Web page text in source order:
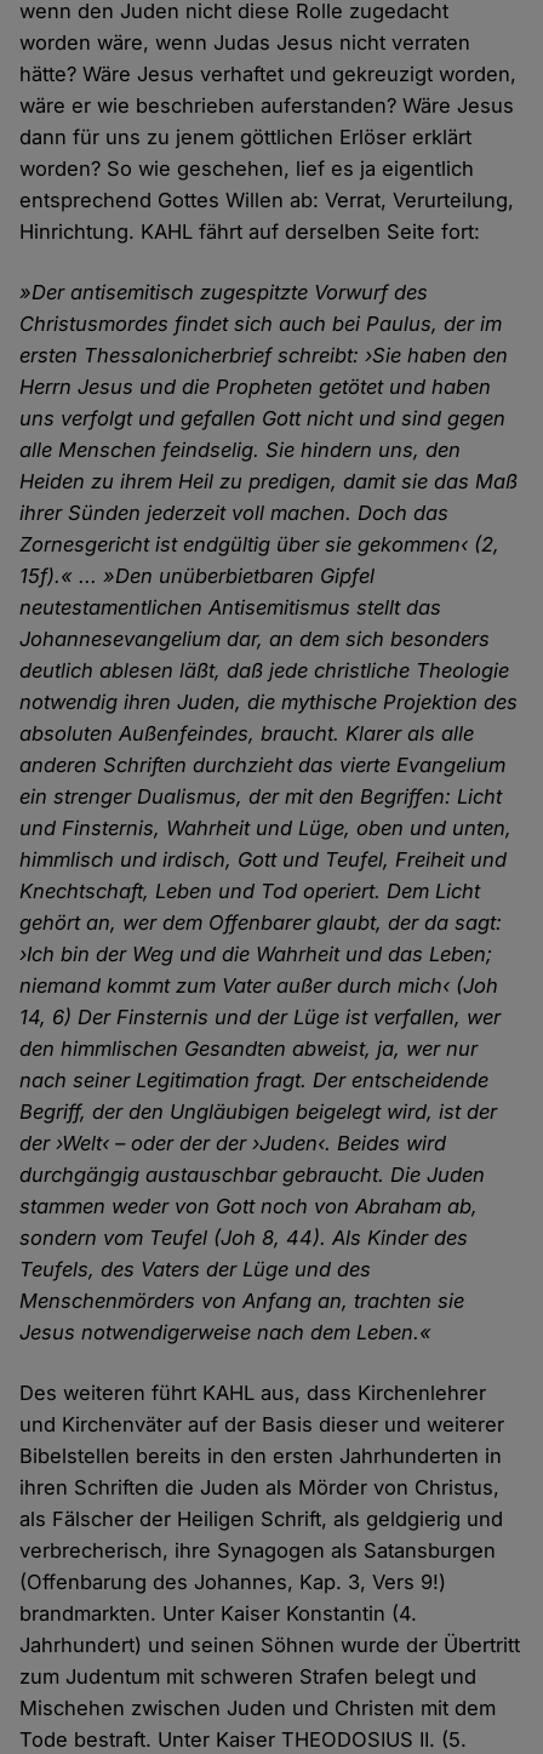
wenn den Juden nicht diese Rolle zugedacht
worden wäre, wenn Judas Jesus nicht verraten
hätte? Wäre Jesus verhaftet und gekreuzigt worden,
wäre er wie beschrieben auferstanden? Wäre Jesus
dann für uns zu jenem göttlichen Erlöser erklärt
worden? So wie geschehen, lief es ja eigentlich
entsprechend Gottes Willen ab: Verrat, Verurteilung,
Hinrichtung. KAHL fährt auf derselben Seite fort:
»Der antisemitisch zugespitzte Vorwurf des
Christusmordes findet sich auch bei Paulus, der im
ersten Thessalonicherbrief schreibt: ›Sie haben den
Herrn Jesus und die Propheten getötet und haben
uns verfolgt und gefallen Gott nicht und sind gegen
alle Menschen feindselig. Sie hindern uns, den
Heiden zu ihrem Heil zu predigen, damit sie das Maß
ihrer Sünden jederzeit voll machen. Doch das
Zornesgericht ist endgültig über sie gekommen‹ (2,
15f).« ... »Den unüberbietbaren Gipfel
neutestamentlichen Antisemitismus stellt das
Johannesevangelium dar, an dem sich besonders
deutlich ablesen läßt, daß jede christliche Theologie
notwendig ihren Juden, die mythische Projektion des
absoluten Außenfeindes, braucht. Klarer als alle
anderen Schriften durchzieht das vierte Evangelium
ein strenger Dualismus, der mit den Begriffen: Licht
und Finsternis, Wahrheit und Lüge, oben und unten,
himmlisch und irdisch, Gott und Teufel, Freiheit und
Knechtschaft, Leben und Tod operiert. Dem Licht
gehört an, wer dem Offenbarer glaubt, der da sagt:
›Ich bin der Weg und die Wahrheit und das Leben;
niemand kommt zum Vater außer durch mich‹ (Joh
14, 6) Der Finsternis und der Lüge ist verfallen, wer
den himmlischen Gesandten abweist, ja, wer nur
nach seiner Legitimation fragt. Der entscheidende
Begriff, der den Ungläubigen beigelegt wird, ist der
der ›Welt‹ – oder der der ›Juden‹. Beides wird
durchgängig austauschbar gebraucht. Die Juden
stammen weder von Gott noch von Abraham ab,
sondern vom Teufel (Joh 8, 44). Als Kinder des
Teufels, des Vaters der Lüge und des
Menschenmörders von Anfang an, trachten sie
Jesus notwendigerweise nach dem Leben.«
Des weiteren führt KAHL aus, dass Kirchenlehrer
und Kirchenväter auf der Basis dieser und weiterer
Bibelstellen bereits in den ersten Jahrhunderten in
ihren Schriften die Juden als Mörder von Christus,
als Fälscher der Heiligen Schrift, als geldgierig und
verbrecherisch, ihre Synagogen als Satansburgen
(Offenbarung des Johannes, Kap. 3, Vers 9!)
brandmarkten. Unter Kaiser Konstantin (4.
Jahrhundert) und seinen Söhnen wurde der Übertritt
zum Judentum mit schweren Strafen belegt und
Mischehen zwischen Juden und Christen mit dem
Tode bestraft. Unter Kaiser THEODOSIUS II. (5.